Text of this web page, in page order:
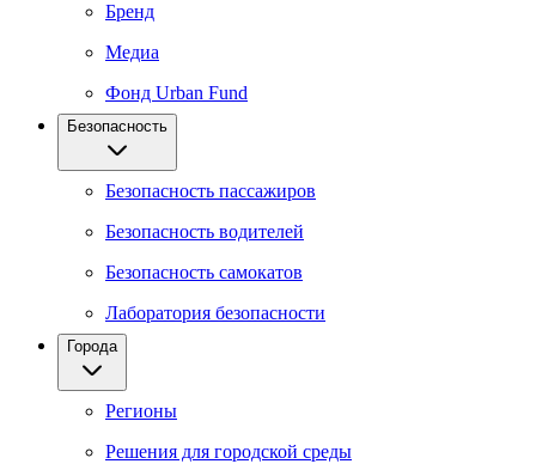
Бренд
Медиа
Фонд Urban Fund
Безопасность
Безопасность пассажиров
Безопасность водителей
Безопасность самокатов
Лаборатория безопасности
Города
Регионы
Решения для городской среды